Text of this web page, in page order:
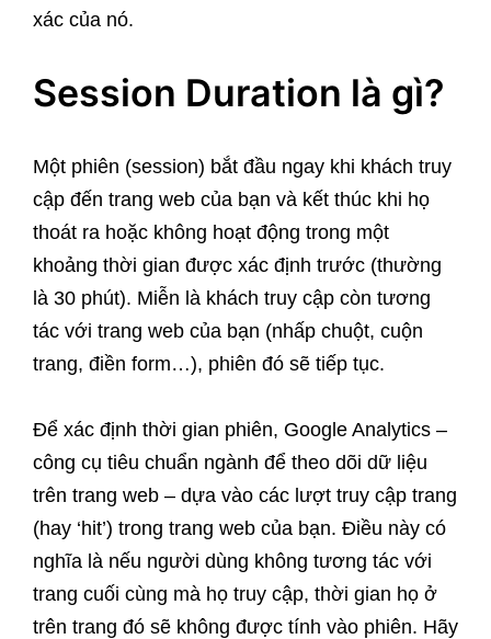
xác của nó.
Session Duration là gì?
Một phiên (session) bắt đầu ngay khi khách truy
cập đến trang web của bạn và kết thúc khi họ
thoát ra hoặc không hoạt động trong một
khoảng thời gian được xác định trước (thường
là 30 phút). Miễn là khách truy cập còn tương
tác với trang web của bạn (nhấp chuột, cuộn
trang, điền form…), phiên đó sẽ tiếp tục.
Để xác định thời gian phiên, Google Analytics –
công cụ tiêu chuẩn ngành để theo dõi dữ liệu
trên trang web – dựa vào các lượt truy cập trang
(hay ‘hit’) trong trang web của bạn. Điều này có
nghĩa là nếu người dùng không tương tác với
trang cuối cùng mà họ truy cập, thời gian họ ở
trên trang đó sẽ không được tính vào phiên. Hãy